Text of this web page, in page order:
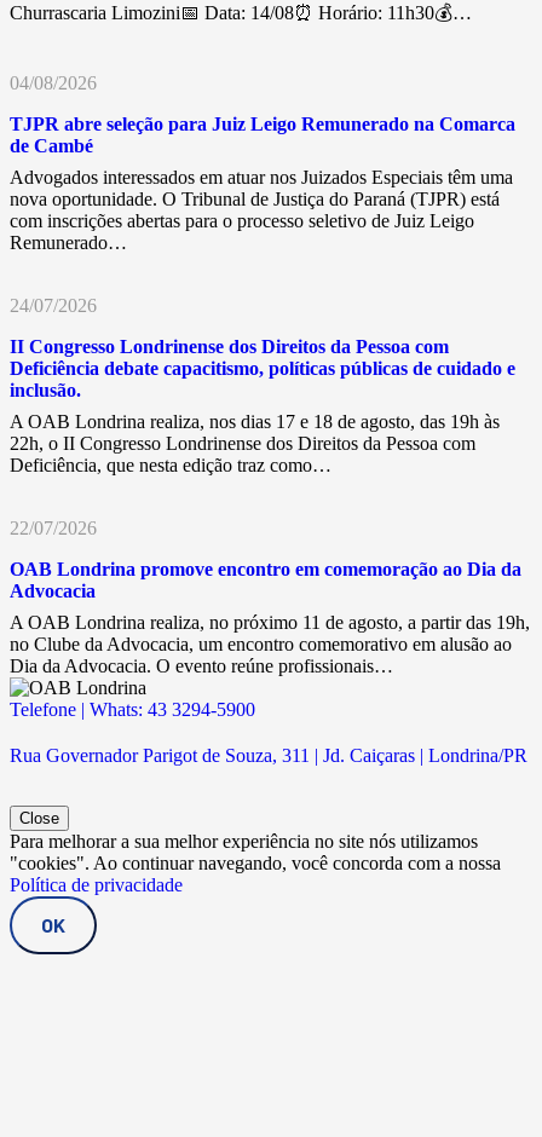
Churrascaria Limozini📅 Data: 14/08⏰ Horário: 11h30💰…
04/08/2026
TJPR abre seleção para Juiz Leigo Remunerado na Comarca
de Cambé
Advogados interessados em atuar nos Juizados Especiais têm uma
nova oportunidade. O Tribunal de Justiça do Paraná (TJPR) está
com inscrições abertas para o processo seletivo de Juiz Leigo
Remunerado…
24/07/2026
II Congresso Londrinense dos Direitos da Pessoa com
Deficiência debate capacitismo, políticas públicas de cuidado e
inclusão.
A OAB Londrina realiza, nos dias 17 e 18 de agosto, das 19h às
22h, o II Congresso Londrinense dos Direitos da Pessoa com
Deficiência, que nesta edição traz como…
22/07/2026
OAB Londrina promove encontro em comemoração ao Dia da
Advocacia
A OAB Londrina realiza, no próximo 11 de agosto, a partir das 19h,
no Clube da Advocacia, um encontro comemorativo em alusão ao
Dia da Advocacia. O evento reúne profissionais…
Telefone | Whats: 43 3294-5900
Rua Governador Parigot de Souza, 311 | Jd. Caiçaras | Londrina/PR
Close
Para melhorar a sua melhor experiência no site nós utilizamos
"cookies". Ao continuar navegando, você concorda com a nossa
Política de privacidade
OK